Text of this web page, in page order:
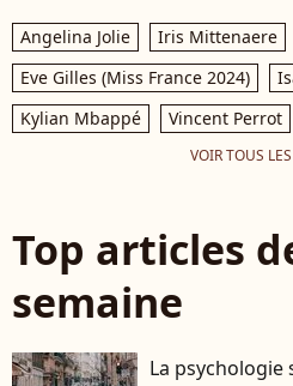
Angelina Jolie Iris Mittenaere
Eve Gilles (Miss France 2024)
Kylian Mbappé
Vincent Perrot
VOIR TOUS
Top articles
semaine
La psychologie